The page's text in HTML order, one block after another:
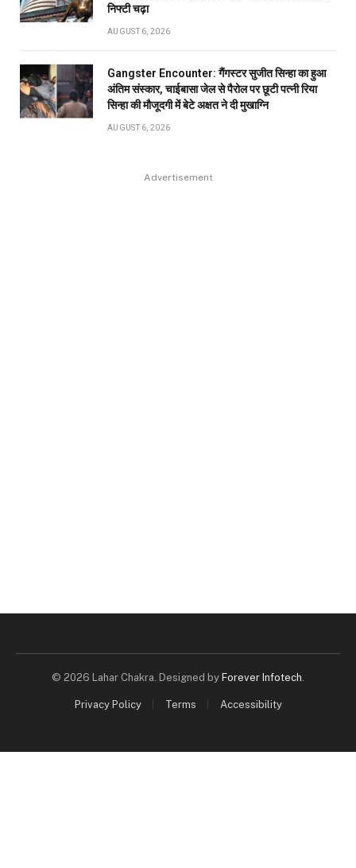
निफ्टी चढ़ा
AUGUST 6, 2026
Gangster Encounter: गैंगस्टर सुजीत सिन्हा का हुआ
अंतिम संस्कार, चाईबासा जेल से पैरोल पर छूटी पत्नी रिया
सिन्हा की मौजूदगी में बेटे अक्षत ने दी मुखाग्नि
AUGUST 6, 2026
Advertisement
© 2026 Lahar Chakra. Designed by Forever Infotech
Privacy Policy Terms Accessibility